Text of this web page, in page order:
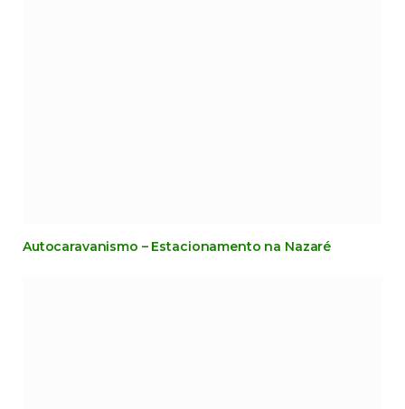
Autocaravanismo – Estacionamento na Nazaré